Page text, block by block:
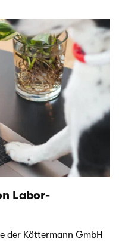
Labor-
der Köt­ter­mann GmbH